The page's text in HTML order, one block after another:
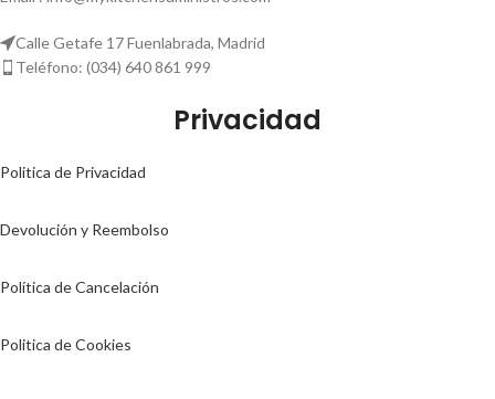
Calle Getafe 17 Fuenlabrada, Madrid
Teléfono: (034) 640 861 999
Privacidad
Politica de Privacidad
Devolución y Reembolso
Política de Cancelación
Politica de Cookies